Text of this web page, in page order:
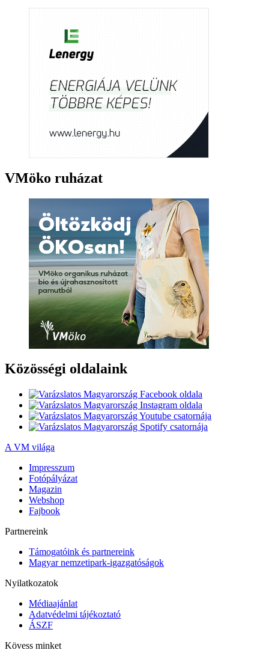
VMöko ruházat
Közösségi oldalaink
A VM világa
Impresszum
Fotópályázat
Magazin
Webshop
Fajbook
Partnereink
Támogatóink és partnereink
Magyar nemzetipark-igazgatóságok
Nyilatkozatok
Médiaajánlat
Adatvédelmi tájékoztató
ÁSZF
Kövess minket